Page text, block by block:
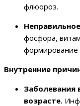
флюороз.
фосфора,
формирование
Внутренние
Заболевания
возрасте.